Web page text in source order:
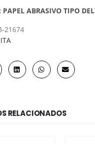
PAPEL ABRASIVO TIPO
21674
RELACIONADOS